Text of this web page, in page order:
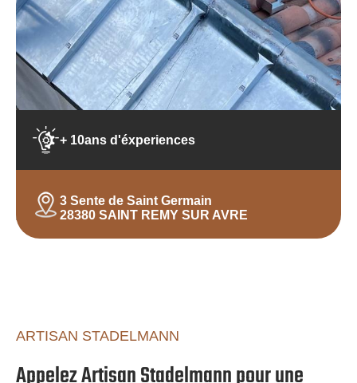
+ 10ans d'éxperiences
3 Sente de Saint Germain
28380 SAINT REMY SUR AVRE
ARTISAN STADELMANN
Appelez Artisan Stadelmann pour une